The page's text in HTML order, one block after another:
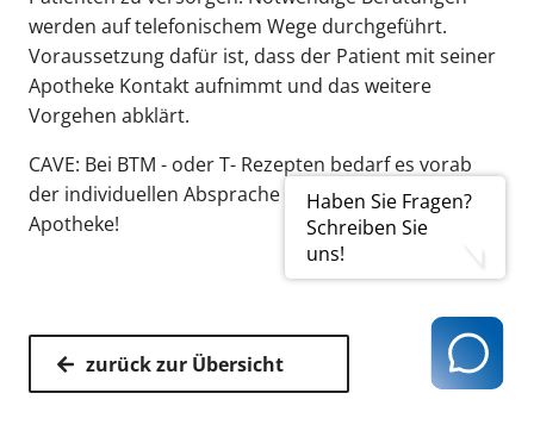
Haben Sie Fragen?
Schreiben Sie
uns!
werden auf telefonischem Wege durchgeführt.
Voraussetzung dafür ist, dass der Patient mit seiner
Apotheke Kontakt aufnimmt und das weitere
Vorgehen abklärt.
CAVE: Bei BTM - oder T- Rezepten bedarf es vorab
der individuellen Absprache zwischen Praxis und
Apotheke!
zurück zur Übersicht